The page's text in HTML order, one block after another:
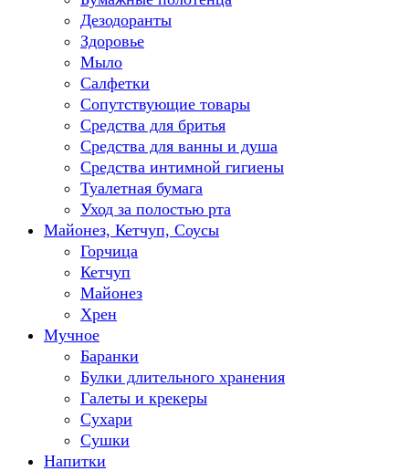
Дезодоранты
Здоровье
Мыло
Салфетки
Сопутствующие товары
Средства для бритья
Средства для ванны и душа
Средства интимной гигиены
Туалетная бумага
Уход за полостью рта
Майонез, Кетчуп, Соусы
Горчица
Кетчуп
Майонез
Хрен
Мучное
Баранки
Булки длительного хранения
Галеты и крекеры
Сухари
Сушки
Напитки